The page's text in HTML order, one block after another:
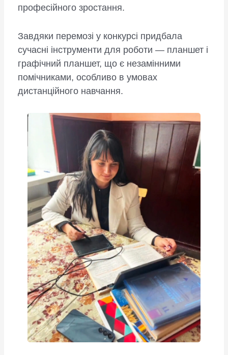
професійного зростання.
Завдяки перемозі у конкурсі придбала
сучасні інструменти для роботи — планшет і
графічний планшет, що є незамінними
помічниками, особливо в умовах
дистанційного навчання.